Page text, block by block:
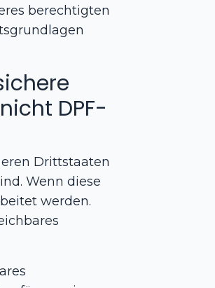
berechtigten
DPF-
Drittstaaten
Wenn diese
werden.